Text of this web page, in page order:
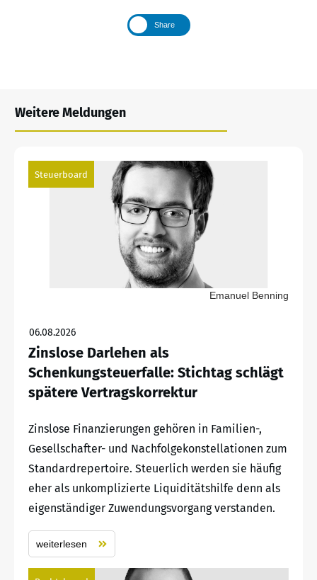
Share
Weitere Meldungen
Steuerboard
Emanuel Benning
06.08.2026
Zinslose Darlehen als
Schenkungsteuerfalle: Stichtag schlägt
spätere Vertragskorrektur
Zinslose Finanzierungen gehören in Familien-,
Gesellschafter- und Nachfolgekonstellationen zum
Standardrepertoire. Steuerlich werden sie häufig
eher als unkomplizierte Liquiditätshilfe denn als
eigenständiger Zuwendungsvorgang verstanden.
weiterlesen